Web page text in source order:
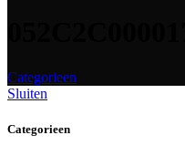
Categorieen
Sluiten
Categorieen